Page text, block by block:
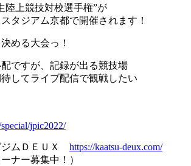
陸上競技対校選手権”が
タジアム京都で開催されます！
める大会っ！
ですが、記録が出る競技場
してライブ配信で観戦したい
jpic2022/
ジムＤＥＵＸ https://kaatsu-deux.com/
ナー募集中！）